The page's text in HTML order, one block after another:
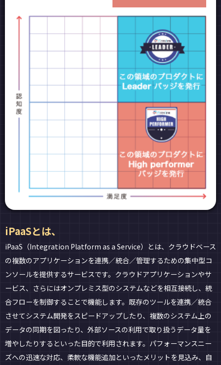
iPaaSとは、
iPaaS（Integration Platform as a Service）とは、クラウドベース
の複数のアプリケーションを連携／統合／管理するための集中型コ
ンソールを提供するサービスです。クラウドアプリケーションやサ
ービス、さらにはオンプレミス型のシステムなどを相互接続し、統
合フローを制御することで機能します。既存のツールを連携／統合
させてシステム開発をスピードアップしたり、複数のシステム上の
データの同期を図ったり、外部ソースの利用で取り扱うデータ量を
増やしたりするといった目的で利用されます。パフォーマンスニー
ズへの迅速な対応、柔軟な機能追加といったメリットを見込み、自